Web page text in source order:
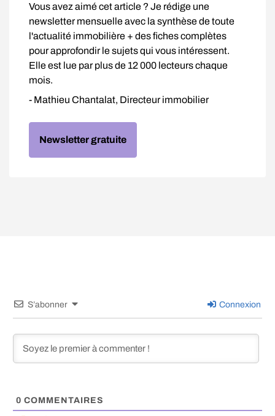
Vous avez aimé cet article ? Je rédige une
newsletter mensuelle avec la synthèse de toute
l'actualité immobilière + des fiches complètes
pour approfondir le sujets qui vous intéressent.
Elle est lue par plus de 12 000 lecteurs chaque
mois.
- Mathieu Chantalat, Directeur immobilier
Newsletter gratuite
S’abonner Connexion
0 COMMENTAIRES